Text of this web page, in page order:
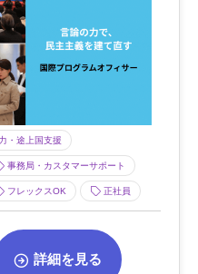
・途上国支援
事務局・カスタマーサポート
フレックスOK 正社員
詳細を見る